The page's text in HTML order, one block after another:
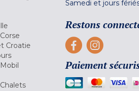
Croatie
Samedi et jours
Restons
Paiement